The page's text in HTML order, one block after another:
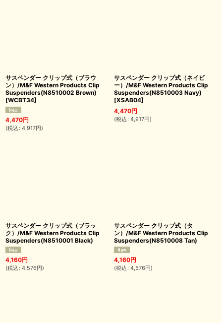
サスペンダー クリップ式（ブラウ
ン）/M&F Western Products Clip
Suspenders(N8510002 Brown)
[WCBT34]
4,470円
(税込 : 4,917円)
サスペンダー クリップ式（ネイビ
ー）/M&F Western Products Clip
Suspenders(N8510003 Navy)
[XSAB04]
4,470円
(税込 : 4,917円)
サスペンダー クリップ式（ブラッ
ク）/M&F Western Products Clip
Suspenders(N8510001 Black)
4,160円
(税込 : 4,576円)
サスペンダー クリップ式（タ
ン）/M&F Western Products Clip
Suspenders(N8510008 Tan)
4,160円
(税込 : 4,576円)